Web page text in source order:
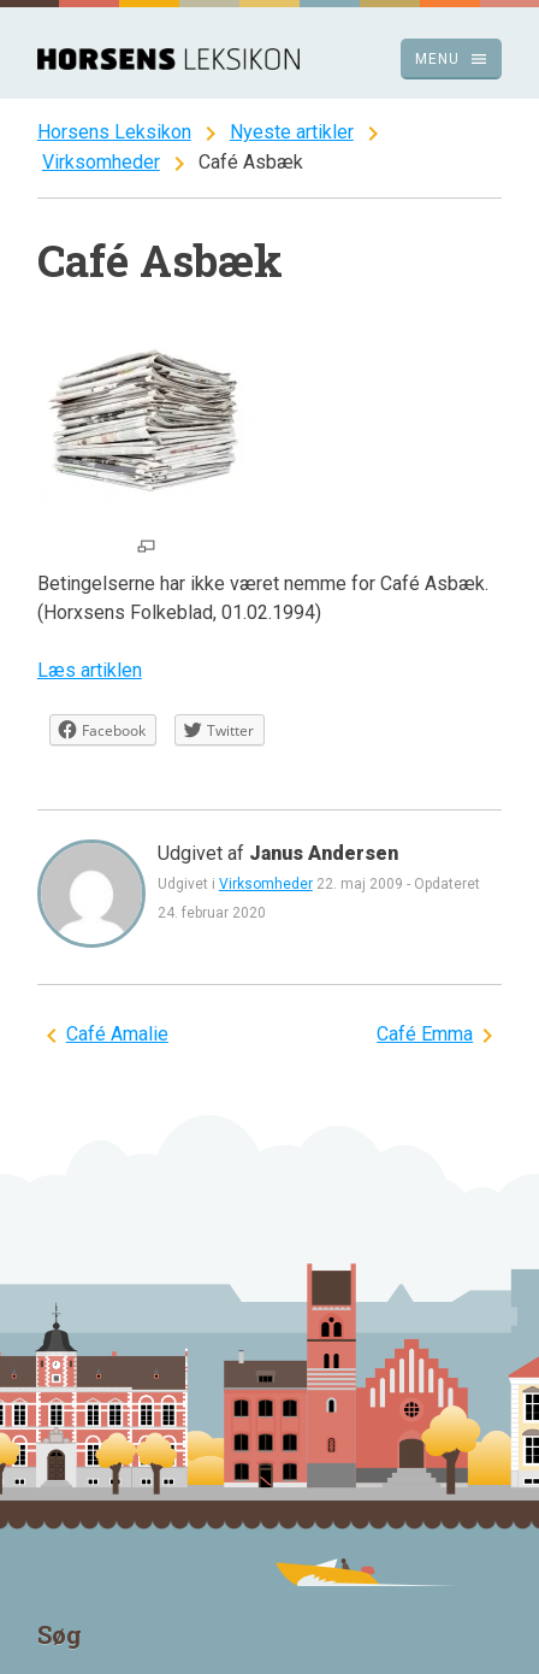
Spring
indhold
menu
MENU
Horsens Leksikon chevron_right Nyeste artikler chevron_right
Virksomheder chevron_right Café Asbæk
Café Asbæk
Betingelserne har ikke været nemme for Café Asbæk.
(Horxsens Folkeblad, 01.02.1994)
Læs artiklen
Facebook Twitter
Udgivet af Janus Andersen
Udgivet i Virksomheder 22. maj 2009 - Opdateret
24. februar 2020
Indlægsnavigation
Café Amalie Café Emma
Søg